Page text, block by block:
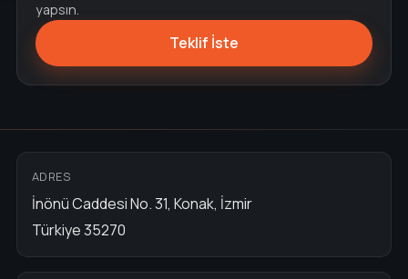
yapsın.
Teklif İste
ADRES
İnönü Caddesi No. 31, Konak, İzmir
Türkiye 35270